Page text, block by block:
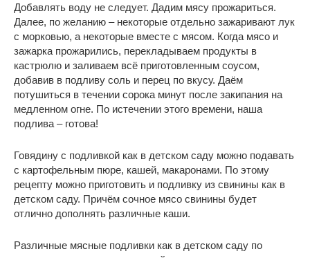
Добавлять воду не следует. Дадим мясу прожариться.
Далее, по желанию – некоторые отдельно зажаривают лук
с морковью, а некоторые вместе с мясом. Когда мясо и
зажарка прожарились, перекладываем продукты в
кастрюлю и заливаем всё приготовленным соусом,
добавив в подливу соль и перец по вкусу. Даём
потушиться в течении сорока минут после закипания на
медленном огне. По истечении этого времени, наша
подлива – готова!
Говядину с подливкой как в детском саду можно подавать
с картофельным пюре, кашей, макаронами. По этому
рецепту можно приготовить и подливку из свинины как в
детском саду. Причём сочное мясо свинины будет
отлично дополнять различные каши.
Различные мясные подливки как в детском саду по